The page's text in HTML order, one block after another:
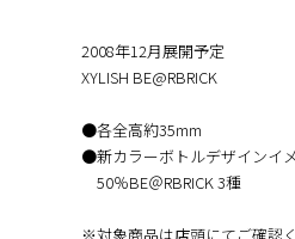
2008年12月展開予定
XYLISH BE@RBRICK
●各全高約35mm
●新カラーボトルデザインイ
50％BE＠RBRICK 3種